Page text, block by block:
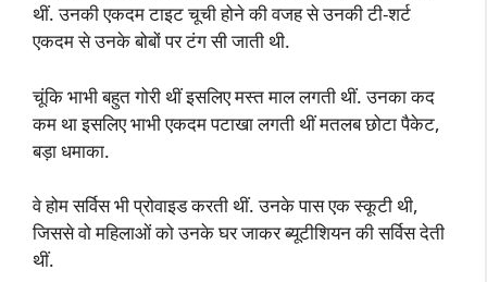
थीं. उनकी एकदम टाइट चूची होने की वजह से उनकी टी-शर्ट
एकदम से उनके बोबों पर टंग सी जाती थी.
चूंकि भाभी बहुत गोरी थीं इसलिए मस्त माल लगती थीं. उनका कद
कम था इसलिए भाभी एकदम पटाखा लगती थीं मतलब छोटा पैकेट,
बड़ा धमाका.
वे होम सर्विस भी प्रोवाइड करती थीं. उनके पास एक स्कूटी थी,
जिससे वो महिलाओं को उनके घर जाकर ब्यूटीशियन की सर्विस देती
थीं.